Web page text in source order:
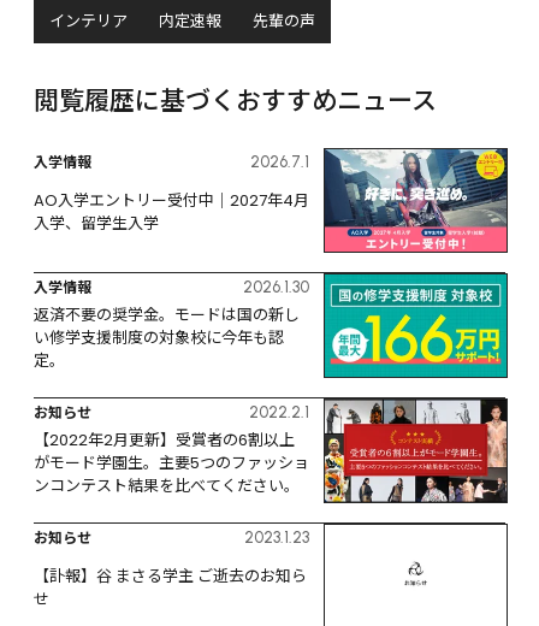
インテリア 内定速報 先輩の声
閲覧履歴に基づくおすすめニュース
入学情報 2026.7.1
AO入学エントリー受付中｜2027年4月
入学、留学生入学
入学情報 2026.1.30
返済不要の奨学金。モードは国の新し
い修学支援制度の対象校に今年も認
定。
お知らせ 2022.2.1
【2022年2月更新】受賞者の6割以上
がモード学園生。主要5つのファッショ
ンコンテスト結果を比べてください。
お知らせ 2023.1.23
【訃報】谷 まさる学主 ご逝去のお知ら
せ